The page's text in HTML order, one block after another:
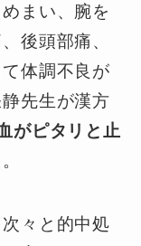
まい、腕を
後頭部痛、
体調不良が
先生が漢方
がピタリと止
々と的中処